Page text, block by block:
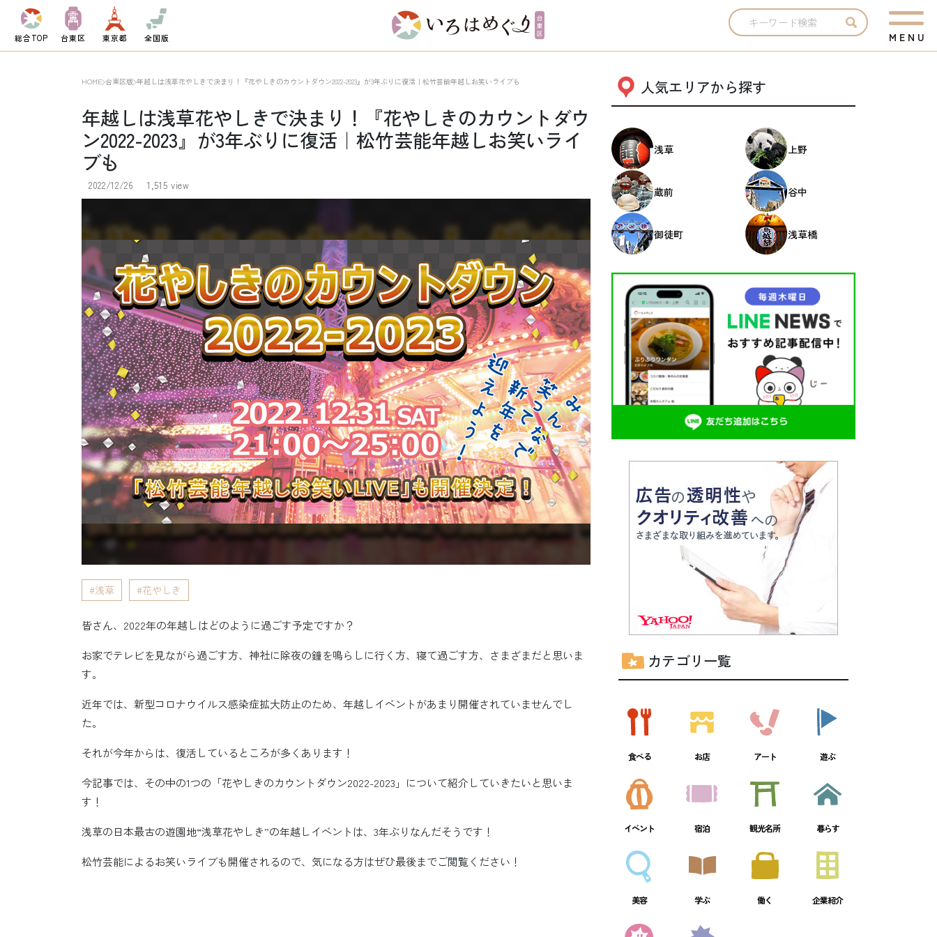
総合TOP 台東区 東京都 全国版 M E N U
HOME 台東区版 年越しは浅草花やしきで決まり！『花やしきのカウントダウン2022-2023』が3年ぶりに復活｜松竹芸能年越しお笑いライブも
年越しは浅草花やしきで決まり！『花やしきのカウントダウ
ン2022-2023』が3年ぶりに復活｜松竹芸能年越しお笑いライ
ブも
2022/12/26 1,515 view
浅草 花やしき
皆さん、2022年の年越しはどのように過ごす予定ですか？
お家でテレビを見ながら過ごす方、神社に除夜の鐘を鳴らしに行く方、寝て過ごす方、さまざまだと思いま
す。
近年では、新型コロナウイルス感染症拡大防止のため、年越しイベントがあまり開催されていませんでし
た。
それが今年からは、復活しているところが多くあります！
今記事では、その中の1つの「花やしきのカウントダウン2022-2023」について紹介していきたいと思いま
す！
浅草の日本最古の遊園地“浅草花やしき”の年越しイベントは、3年ぶりなんだそうです！
松竹芸能によるお笑いライブも開催されるので、気になる方はぜひ最後までご閲覧ください！
人気エリアから探す
浅草 上野
蔵前 谷中
御徒町 浅草橋
カテゴリ一覧
食べる お店 アート 遊ぶ
イベント 宿泊 観光名所 暮らす
美容 学ぶ 働く 企業紹介